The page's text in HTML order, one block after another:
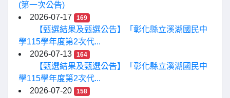
(第一次公告)
2026-07-17
169
【甄選結果及甄選公告】「彰化縣立溪湖國民中
學115學年度第2次代...
2026-07-13
164
【甄選結果及甄選公告】「彰化縣立溪湖國民中
學115學年度第2次代...
2026-07-20
158